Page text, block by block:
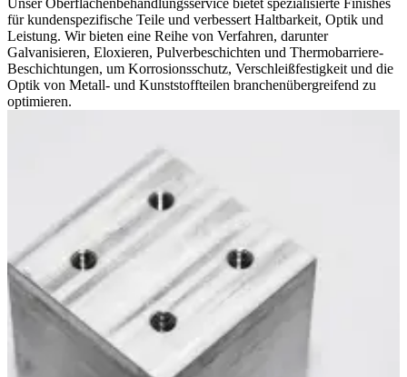
Unser Oberflächenbehandlungsservice bietet spezialisierte Finishes
für kundenspezifische Teile und verbessert Haltbarkeit, Optik und
Leistung. Wir bieten eine Reihe von Verfahren, darunter
Galvanisieren, Eloxieren, Pulverbeschichten und Thermobarriere-
Beschichtungen, um Korrosionsschutz, Verschleißfestigkeit und die
Optik von Metall- und Kunststoffteilen branchenübergreifend zu
optimieren.